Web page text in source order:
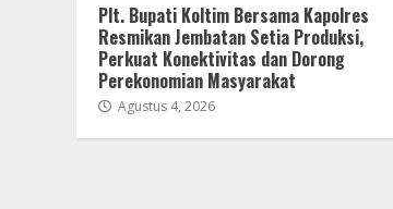
Plt. Bupati Koltim Bersama Kapolres
Resmikan Jembatan Setia Produksi,
Perkuat Konektivitas dan Dorong
Perekonomian Masyarakat
Agustus 4, 2026